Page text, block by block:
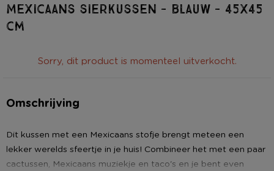
Mexicaans sierkussen - blauw - 45x45
cm
Sorry, dit product is momenteel uitverkocht.
Omschrijving
Dit kussen met een Mexicaans stofje brengt meteen een
lekker werelds sfeertje in je huis! Combineer het met een paar
cactussen, Mexicaans muziekje en taco's en je bent even